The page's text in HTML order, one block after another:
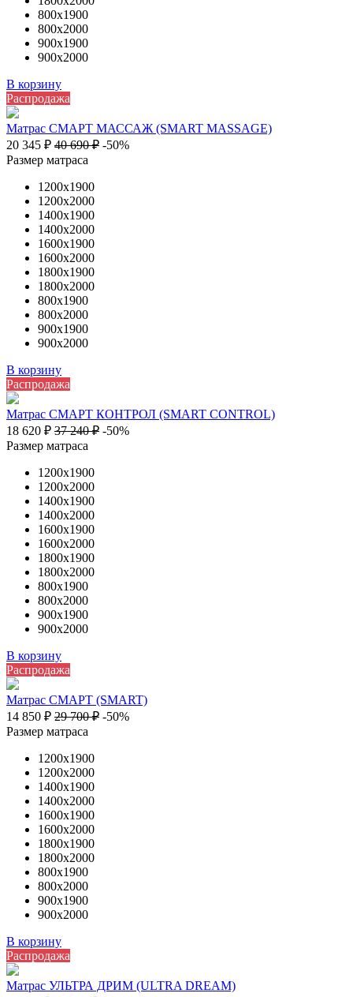
800х1900
800х2000
900х1900
900х2000
В корзину
Распродажа
Матрас СМАРТ МАССАЖ (SMART MASSAGE)
20 345 ₽ 40 690₽ -50%
Размер матраса
1200х1900
1200х2000
1400х1900
1400х2000
1600х1900
1600х2000
1800х1900
1800х2000
800х1900
800х2000
900х1900
900х2000
В корзину
Распродажа
Матрас СМАРТ КОНТРОЛ (SMART CONTROL)
18 620 ₽ 37 240₽ -50%
Размер матраса
1200х1900
1200х2000
1400х1900
1400х2000
1600х1900
1600х2000
1800х1900
1800х2000
800х1900
800х2000
900х1900
900х2000
В корзину
Распродажа
Матрас СМАРТ (SMART)
14 850 ₽ 29 700₽ -50%
Размер матраса
1200х1900
1200х2000
1400х1900
1400х2000
1600х1900
1600х2000
1800х1900
1800х2000
800х1900
800х2000
900х1900
900х2000
В корзину
Распродажа
Матрас УЛЬТРА ДРИМ (ULTRA DREAM)